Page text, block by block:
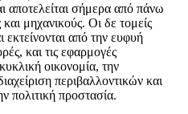
σήμερα από πάνω
μηχανικούς. Οι δε τομείς
εκτείνονται από την ευφυή
και τις εφαρμογές
οικονομία, την
περιβαλλοντικών και
πολιτική προστασία.